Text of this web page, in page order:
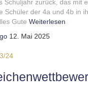
Schuljahr zurück, das mit
Schüler der 4a und 4b in
Gute Weiterlesen
12. Mai 2025
24